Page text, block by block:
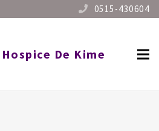
0515-430604
Hospice De Kime